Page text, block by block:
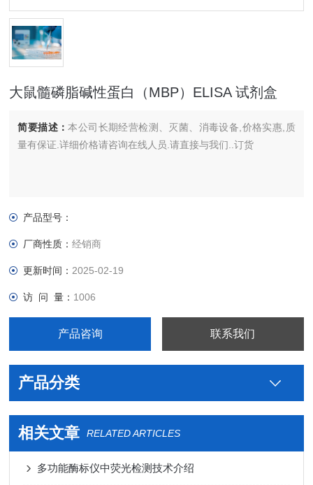
大鼠髓磷脂碱性蛋白（MBP）ELISA 试剂盒
简要描述：本公司长期经营检测、灭菌、消毒设备,价格实惠,质
量有保证.详细价格请咨询在线人员.请直接与我们..订货
产品型号：
厂商性质：经销商
更新时间： 2025-02-19
访 问 量： 1006
产品咨询 联系我们
产品分类
相关文章 RELATED ARTICLES
多功能酶标仪中荧光检测技术介绍